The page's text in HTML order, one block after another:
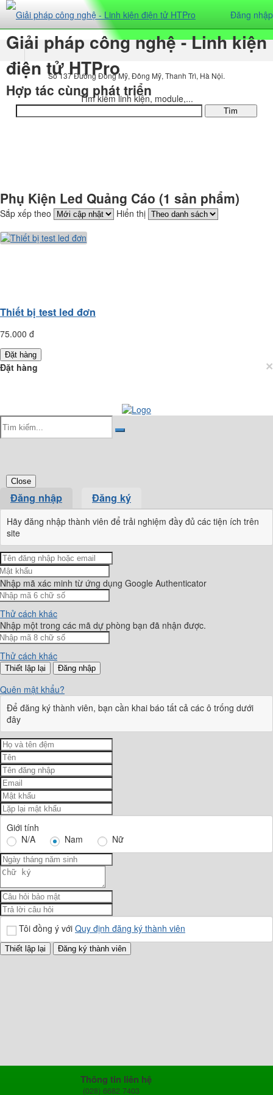
Giải pháp công nghệ - Linh kiện
điện tử HTPro
Hợp tác cùng phát triển
Đăng nhập
Số 137 Đường Đông Mỹ, Đông Mỹ, Thanh Trì, Hà Nội.
Tìm kiếm linh kiện, module,...
Phụ Kiện Led Quảng Cáo (1 sản phẩm)
Sắp xếp theo Hiển thị
Thiết bị test led đơn
75.000 đ
Đặt hàng
×
Đặt hàng
Thông tin liên hệ
(028) 6682 7403
Close
Đăng nhập Đăng ký
Hãy đăng nhập thành viên để trải nghiệm đầy đủ các tiện ích trên
site
Nhập mã xác minh từ ứng dụng Google Authenticator
Thử cách khác
Nhập một trong các mã dự phòng bạn đã nhận được.
Thử cách khác
Đăng nhập
Quên mật khẩu?
Để đăng ký thành viên, bạn cần khai báo tất cả các ô trống dưới
đây
Giới tính
N/A
Nam Nữ
Tôi đồng ý với Quy định đăng ký thành viên